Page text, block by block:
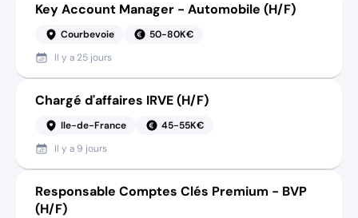
Key Account Manager - Automobile (H/F)
Courbevoie
50-80K€
Il y a 25 jours
Chargé d'affaires IRVE (H/F)
Ile-de-France
45-55K€
Il y a 9 jours
Responsable Comptes Clés Premium - BVP
(H/F)